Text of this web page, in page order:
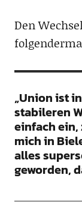
Den
„Union ist
stabileren
einfach ein,
mich in
alles
geworden,